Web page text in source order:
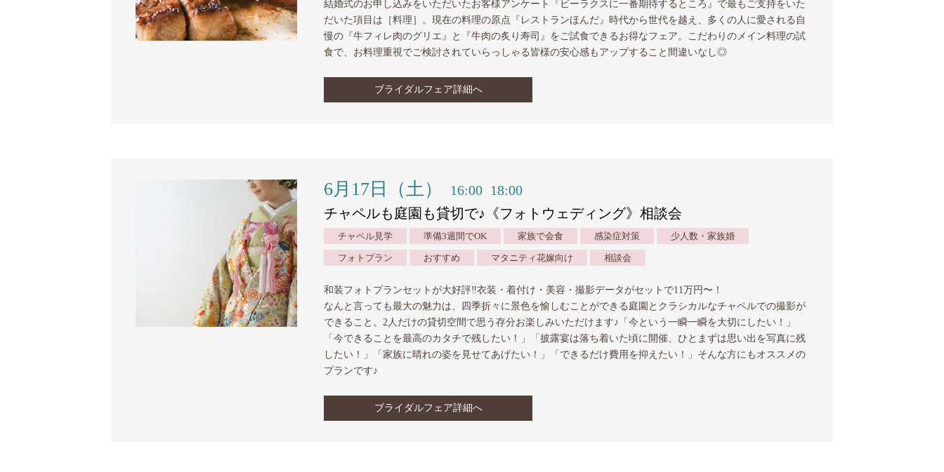
結婚式のお申し込みをいただいたお客様アンケート『ビーラクスに一番期待するところ』で最もご支持をいた
だいた項目は［料理］。現在の料理の原点『レストランほんだ』時代から世代を越え、多くの人に愛される自
慢の『牛フィレ肉のグリエ』と『牛肉の炙り寿司』をご試食できるお得なフェア。こだわりのメイン料理の試
食で、お料理重視でご検討されていらっしゃる皆様の安心感もアップすること間違いなし◎
ブライダルフェア詳細へ
6月17日（土） 16:00 18:00
チャペルも庭園も貸切で♪《フォトウェディング》相談会
チャペル見学 準備3週間でOK 家族で会食 感染症対策 少人数・家族婚
フォトプラン おすすめ マタニティ花嫁向け 相談会
和装フォトプランセットが大好評‼︎衣装・着付け・美容・撮影データがセットで11万円〜！
なんと言っても最大の魅力は、四季折々に景色を愉しむことができる庭園とクラシカルなチャペルでの撮影が
できること。2人だけの貸切空間で思う存分お楽しみいただけます♪「今という一瞬一瞬を大切にしたい！」
「今できることを最高のカタチで残したい！」「披露宴は落ち着いた頃に開催、ひとまずは思い出を写真に残
したい！」「家族に晴れの姿を見せてあげたい！」「できるだけ費用を抑えたい！」そんな方にもオススメの
プランです♪
ブライダルフェア詳細へ